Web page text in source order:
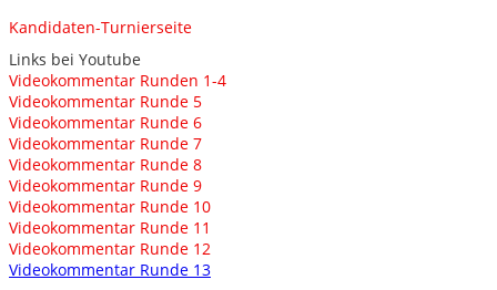
Kandidaten-Turnierseite
Links bei Youtube
Videokommentar Runden 1-4
Videokommentar Runde 5
Videokommentar Runde 6
Videokommentar Runde 7
Videokommentar Runde 8
Videokommentar Runde 9
Videokommentar Runde 10
Videokommentar Runde 11
Videokommentar Runde 12
Videokommentar Runde 13